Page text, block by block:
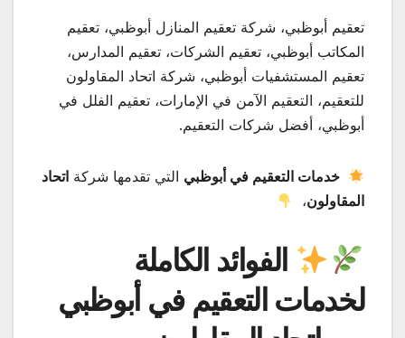
تعقيم أبوظبي، شركة تعقيم المنازل أبوظبي، تعقيم
المكاتب أبوظبي، تعقيم الشركات، تعقيم المدارس،
تعقيم المستشفيات أبوظبي، شركة اتحاد المقاولون
للتعقيم، التعقيم الآمن في الإمارات، تعقيم الفلل في
أبوظبي، أفضل شركات التعقيم.
خدمات التعقيم في أبوظبي التي تقدمها شركةاتحاد
المقاولون،
الفوائد الكاملة
لخدمات التعقيم في أبوظبي